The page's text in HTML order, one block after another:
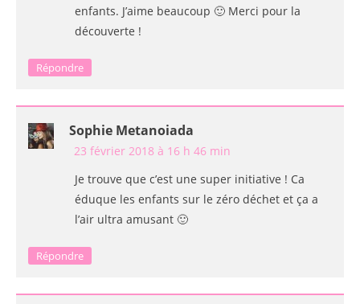
enfants. J’aime beaucoup 🙂 Merci pour la
découverte !
Répondre
Sophie Metanoiada
23 février 2018 à 16 h 46 min
Je trouve que c’est une super initiative ! Ca
éduque les enfants sur le zéro déchet et ça a
l’air ultra amusant 🙂
Répondre